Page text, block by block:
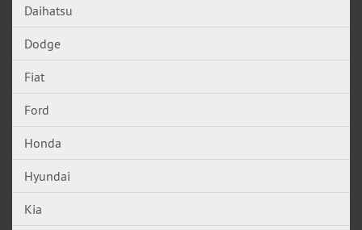
Daihatsu
Dodge
Fiat
Ford
Honda
Hyundai
Kia